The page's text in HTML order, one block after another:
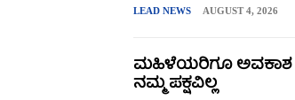
LEAD NEWS AUGUST 4, 2026
ಮಹಿಳೆಯರಿಗೂ ಅವಕಾಶ
ನಮ್ಮ ಪಕ್ಷವಿಲ್ಲ